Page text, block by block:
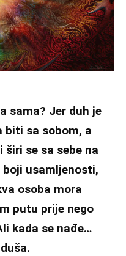
sama? Jer duh je
biti sa sobom, a
se sa sebe na
boji usamljenosti,
osoba mora
putu prije nego
kada se nađe…